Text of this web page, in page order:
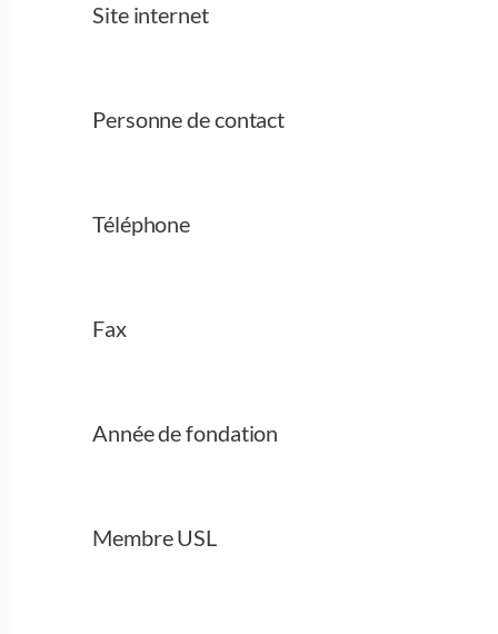
Site internet
Personne de contact
Téléphone
Fax
Année de fondation
Membre USL